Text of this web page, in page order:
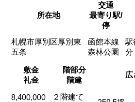
所在地
交通
最寄り駅/
停
札幌市厚別区厚別東
五条
函館本線
森林公園
分
敷金
礼金
階部分
階建
広
8,400,000
２階建て